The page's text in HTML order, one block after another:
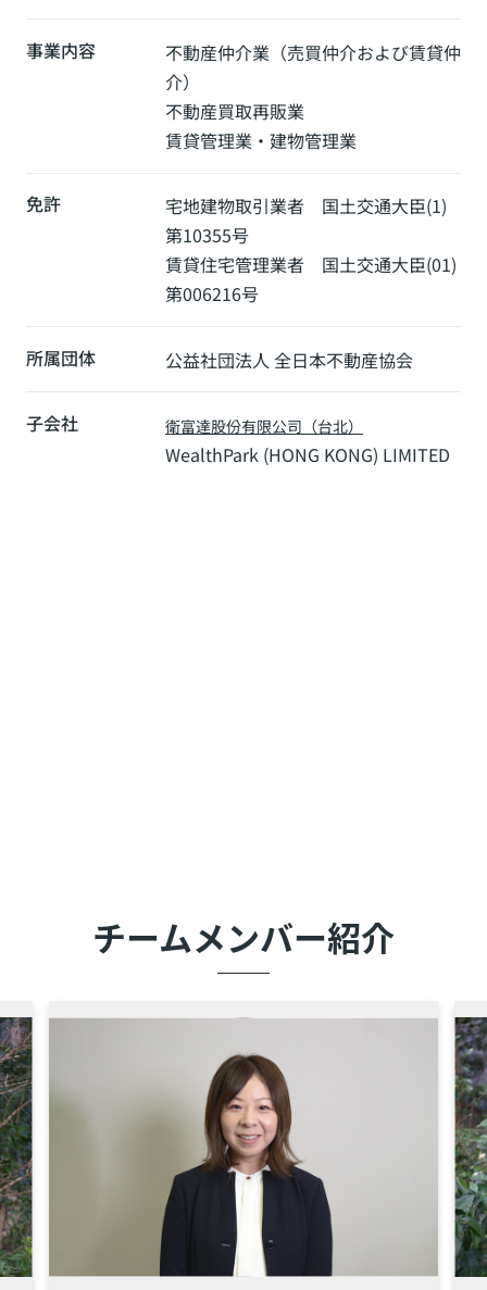
事業内容
不動産仲介業（売買仲介および賃貸仲
介）
不動産買取再販業
賃貸管理業・建物管理業
免許
宅地建物取引業者 国土交通大臣(1)
第10355号
賃貸住宅管理業者 国土交通大臣(01)
第006216号
所属団体 公益社団法人 全日本不動産協会
子会社 衛富達股份有限公司（台北）
WealthPark (HONG KONG) LIMITED
チームメンバー紹介